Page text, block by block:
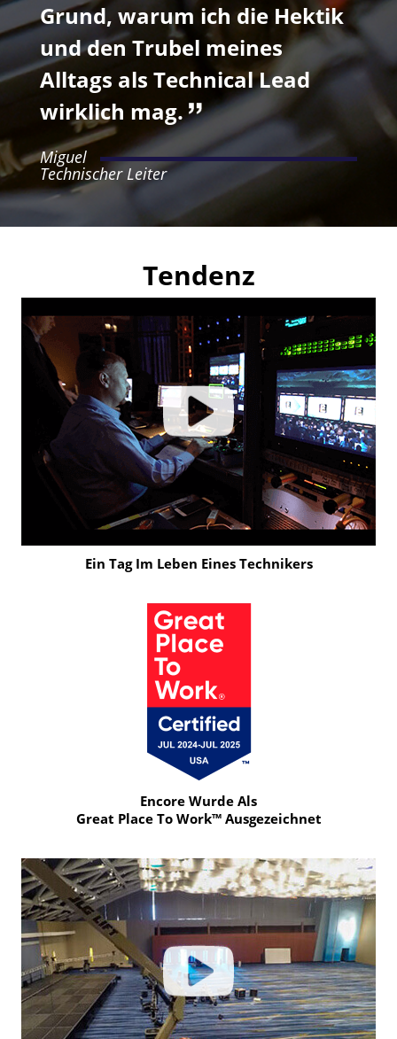
Grund, warum ich die Hektik
und den Trubel meines
Alltags als Technical Lead
wirklich mag.
Miguel
Technischer Leiter
Tendenz
Ein Tag Im Leben Eines Technikers
Encore Wurde Als
Great Place To Work™ Ausgezeichnet
to
learn
more